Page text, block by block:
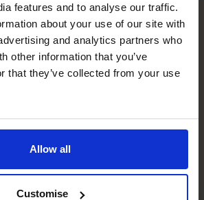
features and to analyse our traffic.
about your use of our site with
and analytics partners who
other information that you’ve
that they’ve collected from your use
Allow all
Customise
Regionaal directeur
als je eigen onderneming. Wil jij
Ondernemers verder
bepalen. Je bent...